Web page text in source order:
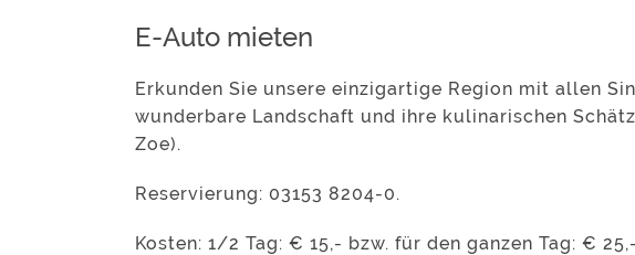
E-Auto mieten
Erkunden Sie unsere einzigartige Region mit allen
wunderbare Landschaft und ihre kulinarischen
Zoe).
Reservierung: 03153 8204-0.
Kosten: 1/2 Tag: € 15,- bzw. für den ganzen Tag: € 25,-